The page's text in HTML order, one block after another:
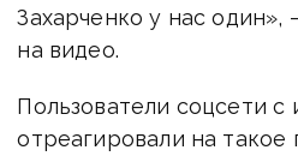
Захарченко у нас один»,
на видео.
Пользователи соцсети с
отреагировали на такое